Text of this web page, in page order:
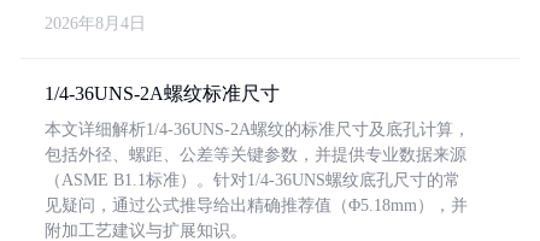
2026年8月4日
1/4-36UNS-2A螺纹标准尺寸
本文详细解析1/4-36UNS-2A螺纹的标准尺寸及底孔计算，
包括外径、螺距、公差等关键参数，并提供专业数据来源
（ASME B1.1标准）。针对1/4-36UNS螺纹底孔尺寸的常
见疑问，通过公式推导给出精确推荐值（Φ5.18mm），并
附加工艺建议与扩展知识。